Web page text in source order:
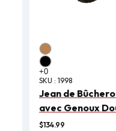
SKU : 1998
Jean de
avec Genoux
$134.99